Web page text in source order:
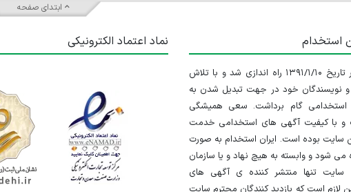
ابتدای صفحه
استخدام
سایت ایران استخدام در تاریخ ۱۳۹۱/۱/۱۰ راه اندازی شد و با تلاش
و نویسندگان خود در جهت تبدیل شدن به
استخدامی گام برداشت. سعی همیشگی
و با کیفیت آگهی های استخدامی خدمت
سایت بوده است. ایران استخدام به صورت
شود و وابسته به هیچ نهاد و یا سازمان
سایت تنها منتشر کننده ی آگهی های
لازم است که بازدید کنندگان محترم سایت
نماد اعتماد الکترونیکی